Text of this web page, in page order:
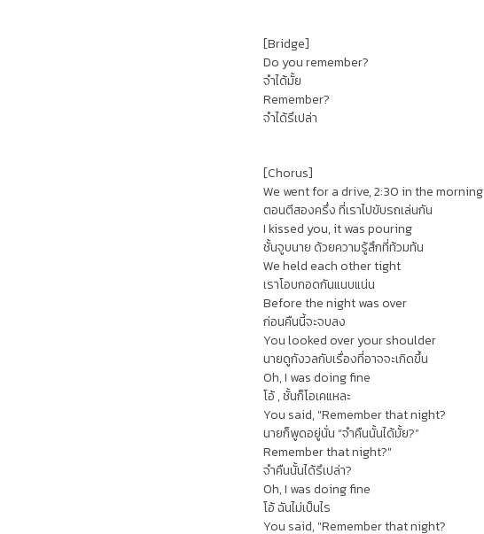
[Bridge]
Do you remember?
จำได้มั้ย
Remember?
จำได้รึเปล่า
[Chorus]
We went for a drive, 2:30 in the morning
ตอนตีสองครึ่ง ที่เราไปขับรถเล่นกัน
I kissed you, it was pouring
ชั้นจูบนาย ด้วยความรู้สึกที่ท้วมท้น
We held each other tight
เราโอบกอดกันแนบแน่น
Before the night was over
ก่อนคืนนี้จะจบลง
You looked over your shoulder
นายดูกังวลกับเรื่องที่อาจจะเกิดขึ้น
Oh, I was doing fine
โอ้ , ชั้นก็โอเคแหละ
You said, "Remember that night?
นายก็พูดอยู่นั่น “จำคืนนั้นได้มั้ย?”
Remember that night?"
จำคืนนั้นได้รึเปล่า?
Oh, I was doing fine
โอ้ ฉันไม่เป็นไร
You said, "Remember that night?